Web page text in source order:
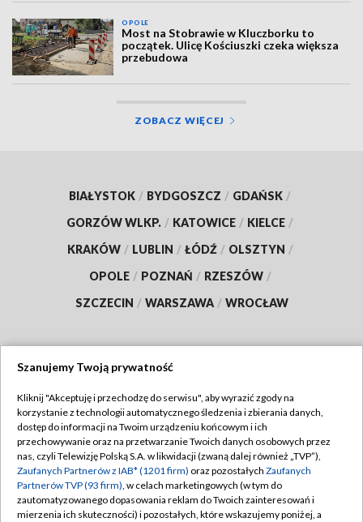
OPOLE
Most na Stobrawie w Kluczborku to
początek. Ulicę Kościuszki czeka większa
przebudowa
ZOBACZ WIĘCEJ
BIAŁYSTOK / BYDGOSZCZ / GDAŃSK /
GORZÓW WLKP. / KATOWICE / KIELCE /
KRAKÓW / LUBLIN / ŁÓDŹ / OLSZTYN /
OPOLE / POZNAŃ / RZESZÓW /
SZCZECIN / WARSZAWA / WROCŁAW
TVP
Abonament TVP
Emisja w TVP
Centrum informacji TVP
Regulamin TVP
Polityka prywatności
Moje zgody
Szanujemy Twoją prywatność
Kliknij "Akceptuję i przechodzę do serwisu", aby wyrazić zgody na
korzystanie z technologii automatycznego śledzenia i zbierania danych,
dostęp do informacji na Twoim urządzeniu końcowym i ich
przechowywanie oraz na przetwarzanie Twoich danych osobowych przez
nas, czyli Telewizję Polską S.A. w likwidacji (zwaną dalej również „TVP”),
Zaufanych Partnerów z IAB* (1201 firm) oraz pozostałych Zaufanych
Partnerów TVP (93 firm), w celach marketingowych (w tym do
zautomatyzowanego dopasowania reklam do Twoich zainteresowań i
mierzenia ich skuteczności) i pozostałych, które wskazujemy poniżej, a